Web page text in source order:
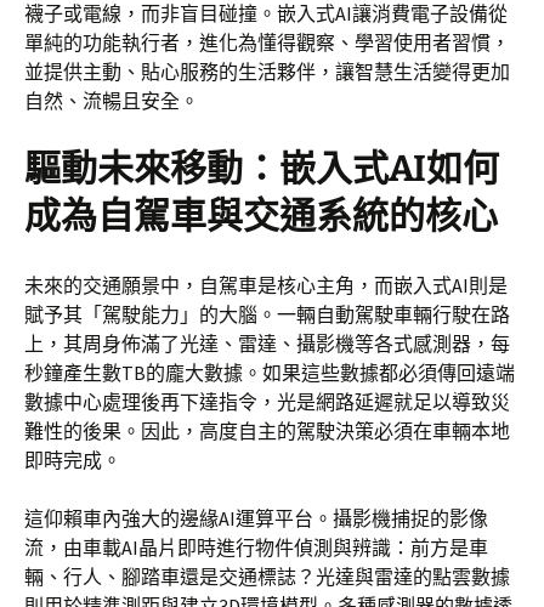
襪子或電線，而非盲目碰撞。嵌入式AI讓消費電子設備從
單純的功能執行者，進化為懂得觀察、學習使用者習慣，
並提供主動、貼心服務的生活夥伴，讓智慧生活變得更加
自然、流暢且安全。
驅動未來移動：嵌入式AI如何
成為自駕車與交通系統的核心
未來的交通願景中，自駕車是核心主角，而嵌入式AI則是
賦予其「駕駛能力」的大腦。一輛自動駕駛車輛行駛在路
上，其周身佈滿了光達、雷達、攝影機等各式感測器，每
秒鐘產生數TB的龐大數據。如果這些數據都必須傳回遠端
數據中心處理後再下達指令，光是網路延遲就足以導致災
難性的後果。因此，高度自主的駕駛決策必須在車輛本地
即時完成。
這仰賴車內強大的邊緣AI運算平台。攝影機捕捉的影像
流，由車載AI晶片即時進行物件偵測與辨識：前方是車
輛、行人、腳踏車還是交通標誌？光達與雷達的點雲數據